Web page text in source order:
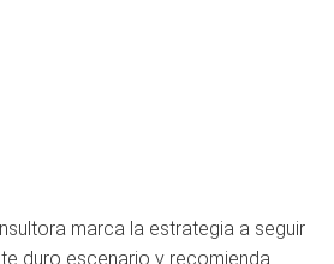
marca la estrategia a seguir
duro escenario y recomienda